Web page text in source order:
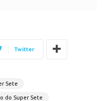
Twitter
Sete
do Super Sete